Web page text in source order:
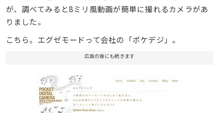
が、調べてみると8ミリ風動画が簡単に撮れるカメラがあ
りました。
こちら。エグゼモードって会社の「ポケデジ」。
広告の後にも続きます